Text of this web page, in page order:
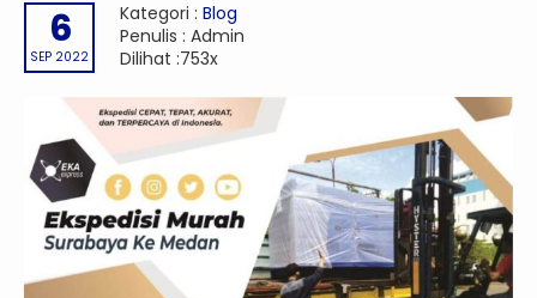
6
SEP 2022
Kategori : Blog
Penulis : Admin
Dilihat :753x